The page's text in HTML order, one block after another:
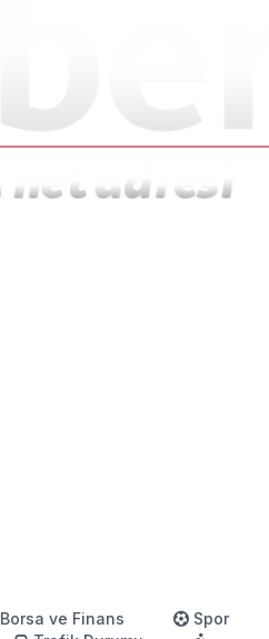
Borsa ve Finans
Spor